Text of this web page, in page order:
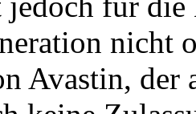
nicht
Avastin, der